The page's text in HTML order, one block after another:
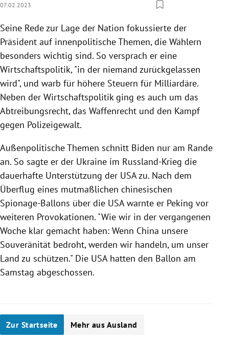
07.02.2023
Seine Rede zur Lage der Nation fokussierte der
Präsident auf innenpolitische Themen, die Wählern
besonders wichtig sind. So versprach er eine
Wirtschaftspolitik, "in der niemand zurückgelassen
wird", und warb für höhere Steuern für Milliardäre.
Neben der Wirtschaftspolitik ging es auch um das
Abtreibungsrecht, das Waffenrecht und den Kampf
gegen Polizeigewalt.
Außenpolitische Themen schnitt Biden nur am Rande
an. So sagte er der Ukraine im Russland-Krieg die
dauerhafte Unterstützung der USA zu. Nach dem
Überflug eines mutmaßlichen chinesischen
Spionage-Ballons über die USA warnte er Peking vor
weiteren Provokationen. "Wie wir in der vergangenen
Woche klar gemacht haben: Wenn China unsere
Souveränität bedroht, werden wir handeln, um unser
Land zu schützen." Die USA hatten den Ballon am
Samstag abgeschossen.
Zur Startseite Mehr aus Ausland